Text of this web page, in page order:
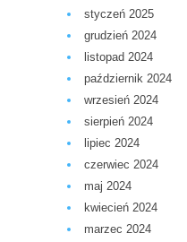
styczeń 2025
grudzień 2024
listopad 2024
październik 2024
wrzesień 2024
sierpień 2024
lipiec 2024
czerwiec 2024
maj 2024
kwiecień 2024
marzec 2024